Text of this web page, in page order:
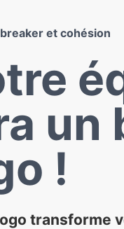
et cohésion
un
!
transforme